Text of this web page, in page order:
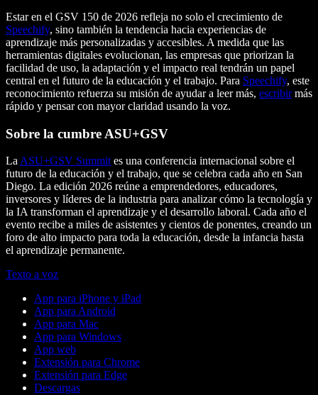
Estar en el GSV 150 de 2026 refleja no solo el crecimiento de
Speechify, sino también la tendencia hacia experiencias de
aprendizaje más personalizadas y accesibles. A medida que las
herramientas digitales evolucionan, las empresas que priorizan la
facilidad de uso, la adaptación y el impacto real tendrán un papel
central en el futuro de la educación y el trabajo. Para Speechify, este
reconocimiento refuerza su misión de ayudar a leer más, escribirmás
rápido y pensar con mayor claridad usando la voz.
Sobre la cumbre ASU+GSV
LaASU+GSV Summites una conferencia internacional sobre el
futuro de la educación y el trabajo, que se celebra cada año en San
Diego. La edición 2026 reúne a emprendedores, educadores,
inversores y líderes de la industria para analizar cómo la tecnología y
la IA transforman el aprendizaje y el desarrollo laboral. Cada año el
evento recibe a miles de asistentes y cientos de ponentes, creando un
foro de alto impacto para toda la educación, desde la infancia hasta
el aprendizaje permanente.
Texto a voz
App para iPhone y iPad
App para Android
App para Mac
App para Windows
App web
Extensión para Chrome
Extensión para Edge
Descargas